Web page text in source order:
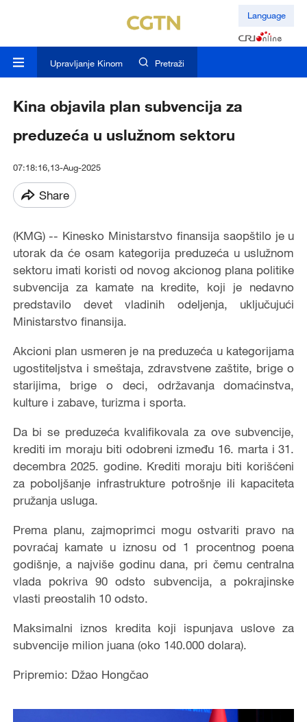
Language
Upravljanje Kinom Pretraži
Kina objavila plan subvencija za
preduzeća u uslužnom sektoru
07:18:16,13-Aug-2025
Share
(KMG) -- Kinesko Ministarstvo finansija saopštilo je u
utorak da će osam kategorija preduzeća u uslužnom
sektoru imati koristi od novog akcionog plana politike
subvencija za kamate na kredite, koji je nedavno
predstavilo devet vladinih odeljenja, uključujući
Ministarstvo finansija.
Akcioni plan usmeren je na preduzeća u kategorijama
ugostiteljstva i smeštaja, zdravstvene zaštite, brige o
starijima, brige o deci, održavanja domaćinstva,
kulture i zabave, turizma i sporta.
Da bi se preduzeća kvalifikovala za ove subvencije,
krediti im moraju biti odobreni između 16. marta i 31.
decembra 2025. godine. Krediti moraju biti korišćeni
za poboljšanje infrastrukture potrošnje ili kapaciteta
pružanja usluga.
Prema planu, zajmoprimci mogu ostvariti pravo na
povraćaj kamate u iznosu od 1 procentnog poena
godišnje, a najviše godinu dana, pri čemu centralna
vlada pokriva 90 odsto subvencija, a pokrajinske
vlasti preostalih 10 odsto.
Maksimalni iznos kredita koji ispunjava uslove za
subvencije milion juana (oko 140.000 dolara).
Pripremio: Džao Hongčao